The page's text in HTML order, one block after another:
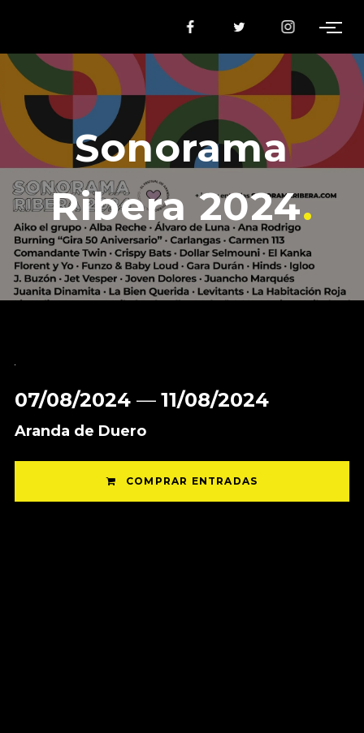
Sonorama
Ribera 2024
07/08/2024 — 11/08/2024
Aranda de Duero
COMPRAR ENTRADAS